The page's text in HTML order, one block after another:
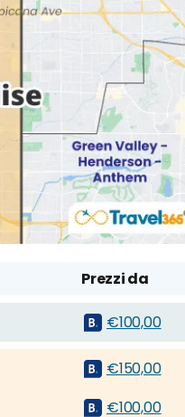
Prezzi da
€100,00
€150,00
€100,00